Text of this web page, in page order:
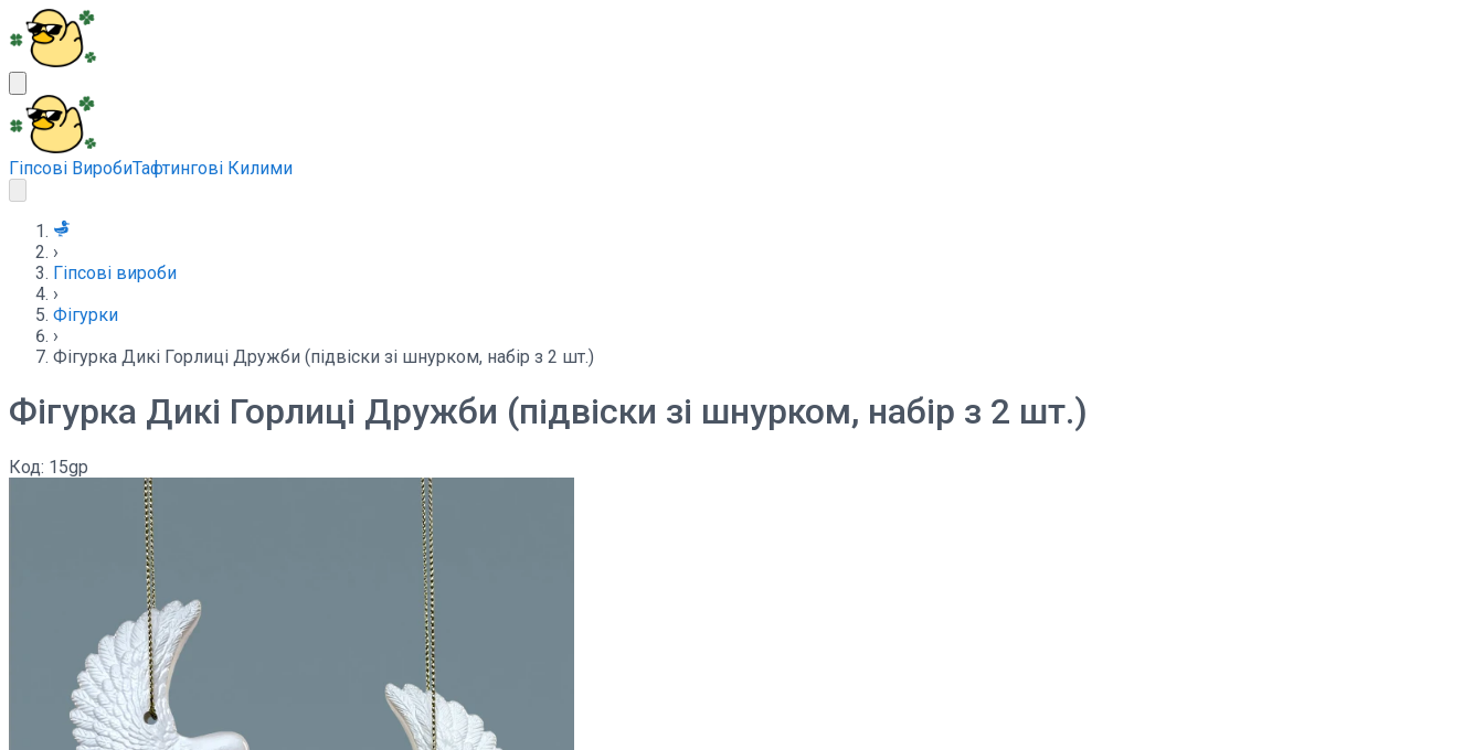
Гіпсові ВиробиТафтингові Килими
›
Гіпсові вироби
›
Фігурки
›
Фігурка Дикі Горлиці Дружби (підвіски зі шнурком, набір з 2 шт.)
Фігурка Дикі Горлиці Дружби (підвіски зі шнурком, набір з 2 шт.)
Код: 15gp